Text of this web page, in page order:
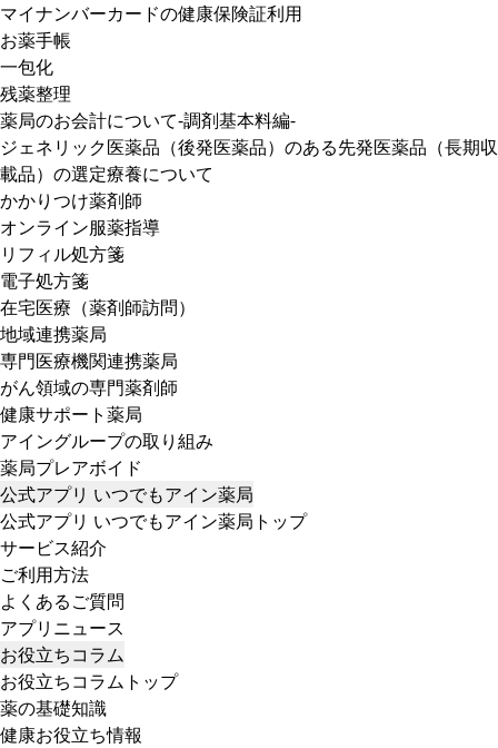
マイナンバーカードの健康保険証利用
お薬手帳
一包化
残薬整理
薬局のお会計について-調剤基本料編-
ジェネリック医薬品（後発医薬品）のある先発医薬品（長期収
載品）の選定療養について
かかりつけ薬剤師
オンライン服薬指導
リフィル処方箋
電子処方箋
在宅医療（薬剤師訪問）
地域連携薬局
専門医療機関連携薬局
がん領域の専門薬剤師
健康サポート薬局
アイングループの取り組み
薬局プレアボイド
公式アプリ いつでもアイン薬局
公式アプリ いつでもアイン薬局トップ
サービス紹介
ご利用方法
よくあるご質問
アプリニュース
お役立ちコラム
お役立ちコラムトップ
薬の基礎知識
健康お役立ち情報